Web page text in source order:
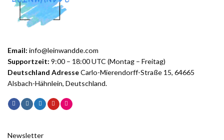
Email: info@leinwandde.com
Supportzeit: 9:00 – 18:00 UTC (Montag – Freitag)
Deutschland AdresseCarlo-Mierendorff-Straße 15, 64665
Alsbach-Hähnlein, Deutschland.
Newsletter